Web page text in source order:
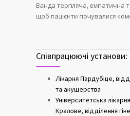
Ванда терпляча, емпатична
щоб пацієнти почувалися
Співпрацюючі установи:
Лікарня Пардубіце,
та акушерства
Університетська
Кралове, відділення